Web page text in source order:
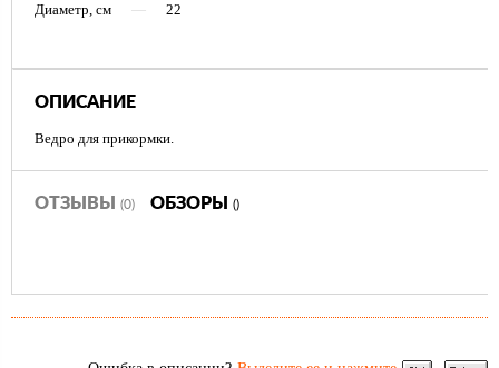
Диаметр, см
— 22
ОПИСАНИЕ
Ведро для прикормки.
ОТЗЫВЫ (0) ОБЗОРЫ ()